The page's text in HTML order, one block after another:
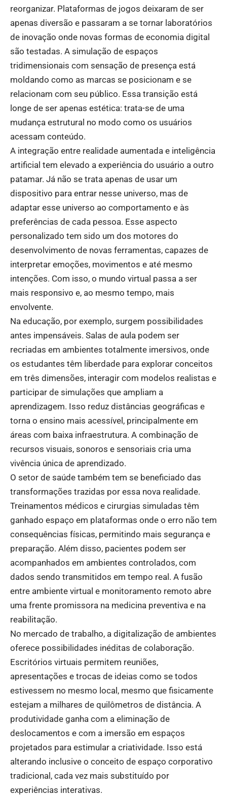
reorganizar. Plataformas de jogos deixaram de ser
apenas diversão e passaram a se tornar laboratórios
de inovação onde novas formas de economia digital
são testadas. A simulação de espaços
tridimensionais com sensação de presença está
moldando como as marcas se posicionam e se
relacionam com seu público. Essa transição está
longe de ser apenas estética: trata-se de uma
mudança estrutural no modo como os usuários
acessam conteúdo.
A integração entre realidade aumentada e inteligência
artificial tem elevado a experiência do usuário a outro
patamar. Já não se trata apenas de usar um
dispositivo para entrar nesse universo, mas de
adaptar esse universo ao comportamento e às
preferências de cada pessoa. Esse aspecto
personalizado tem sido um dos motores do
desenvolvimento de novas ferramentas, capazes de
interpretar emoções, movimentos e até mesmo
intenções. Com isso, o mundo virtual passa a ser
mais responsivo e, ao mesmo tempo, mais
envolvente.
Na educação, por exemplo, surgem possibilidades
antes impensáveis. Salas de aula podem ser
recriadas em ambientes totalmente imersivos, onde
os estudantes têm liberdade para explorar conceitos
em três dimensões, interagir com modelos realistas e
participar de simulações que ampliam a
aprendizagem. Isso reduz distâncias geográficas e
torna o ensino mais acessível, principalmente em
áreas com baixa infraestrutura. A combinação de
recursos visuais, sonoros e sensoriais cria uma
vivência única de aprendizado.
O setor de saúde também tem se beneficiado das
transformações trazidas por essa nova realidade.
Treinamentos médicos e cirurgias simuladas têm
ganhado espaço em plataformas onde o erro não tem
consequências físicas, permitindo mais segurança e
preparação. Além disso, pacientes podem ser
acompanhados em ambientes controlados, com
dados sendo transmitidos em tempo real. A fusão
entre ambiente virtual e monitoramento remoto abre
uma frente promissora na medicina preventiva e na
reabilitação.
No mercado de trabalho, a digitalização de ambientes
oferece possibilidades inéditas de colaboração.
Escritórios virtuais permitem reuniões,
apresentações e trocas de ideias como se todos
estivessem no mesmo local, mesmo que fisicamente
estejam a milhares de quilômetros de distância. A
produtividade ganha com a eliminação de
deslocamentos e com a imersão em espaços
projetados para estimular a criatividade. Isso está
alterando inclusive o conceito de espaço corporativo
tradicional, cada vez mais substituído por
experiências interativas.